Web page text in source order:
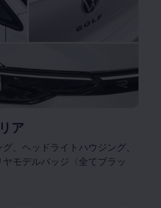
ア
、ヘッドライトハウジング、
モデルバッジ〈全てブラッ